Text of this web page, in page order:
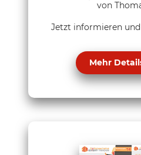
von
Jetzt informieren
Mehr